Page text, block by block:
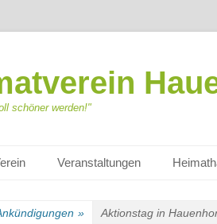
schöner werden!"
Veranstaltungen
» Aktionstag in